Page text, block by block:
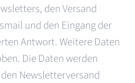
den Versand
und den Eingang der
Antwort. Weitere Daten
Die Daten werden
Newsletterversand